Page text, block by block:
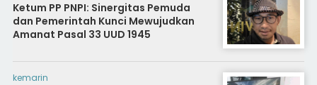
Ketum PP PNPI: Sinergitas Pemuda
dan Pemerintah Kunci Mewujudkan
Amanat Pasal 33 UUD 1945
kemarin